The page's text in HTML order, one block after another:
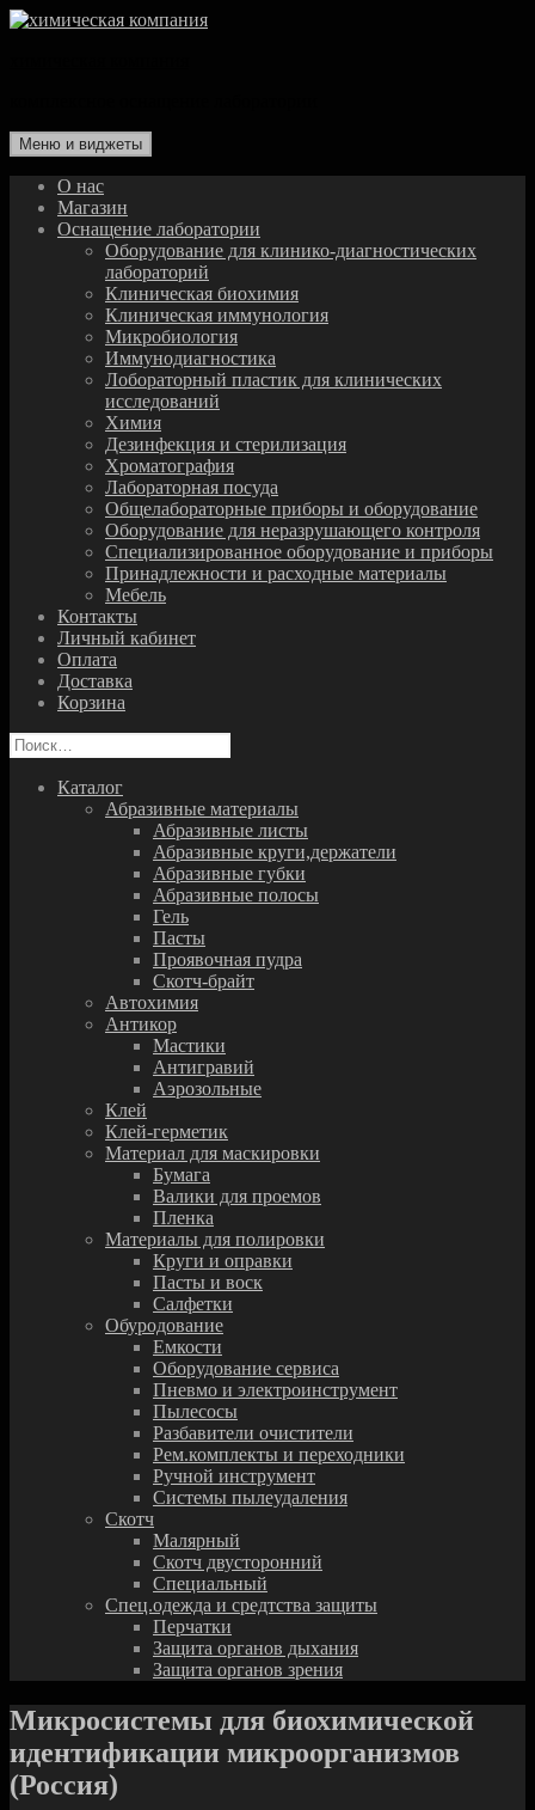
Перейти
Меню и виджеты
О нас
Магазин
Оснащение лаборатории
Оборудование для клинико-диагностических
лабораторий
Клиническая биохимия
Клиническая иммунология
Микробиология
Иммунодиагностика
Лобораторный пластик для клинических
исследований
Химия
Дезинфекция и стерилизация
Хроматография
Лабораторная посуда
Общелабораторные приборы и оборудование
Оборудование для неразрушающего контроля
Специализированное оборудование и приборы
Принадлежности и расходные материалы
Мебель
Контакты
Личный кабинет
Оплата
Доставка
Корзина
Найти:
Каталог
Абразивные материалы
Абразивные листы
Абразивные круги,держатели
Абразивные губки
Абразивные полосы
Гель
Пасты
Проявочная пудра
Скотч-брайт
Автохимия
Антикор
Мастики
Антигравий
Аэрозольные
Клей
Клей-герметик
Материал для маскировки
Бумага
Валики для проемов
Пленка
Материалы для полировки
Круги и оправки
Пасты и воск
Салфетки
Обуродование
Емкости
Оборудование сервиса
Пневмо и электроинструмент
Пылесосы
Разбавители очистители
Рем.комплекты и переходники
Ручной инструмент
Системы пылеудаления
Скотч
Малярный
Скотч двусторонний
Специальный
Спец.одежда и средтства защиты
Перчатки
Защита органов дыхания
Защита органов зрения
Микросистемы для биохимической
идентификации микроорганизмов
(Россия)